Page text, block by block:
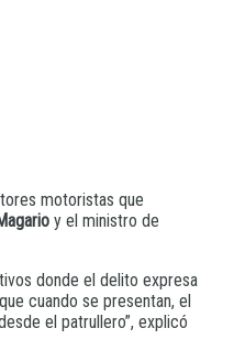
motoristas que
y el ministro de
donde el delito expresa
cuando se presentan, el
el patrullero”, explicó